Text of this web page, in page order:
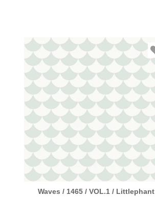
Waves / 1465 / VOL.1 / Littlephant